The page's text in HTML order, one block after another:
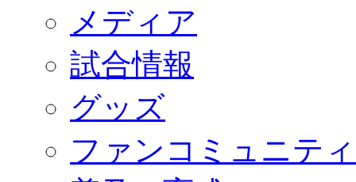
2026/27ファンコミュニティ
サポートショップ
GOODS
オフィシャルストア（実店舗）
オンラインストア
ACADEMY
アカデミーについて
コーチ&スタッフ
ジュニア
ジュニアユース
メディア
試合情報
グッズ
ファンコミュニティ